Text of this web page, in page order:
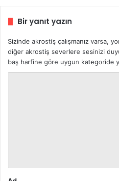
Bir yanıt yazın
Sizinde akrostiş çalışmanız varsa,
diğer akrostiş severlere sesinizi
baş harfine göre uygun kategoride